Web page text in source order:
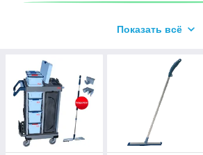
ТОО
Наша компания более 12
на рынок Казахстана
продукцию от ведущих
брендов.
Показать всё